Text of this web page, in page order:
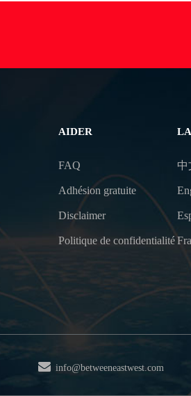
AIDER
FAQ
Adhésion gratuite
Disclaimer
Politique de confidentialité
中
info@betweeneastwest.com